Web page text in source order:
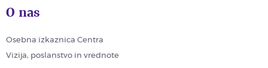
O nas
Osebna izkaznica Centra
Vizija, poslanstvo in vrednote